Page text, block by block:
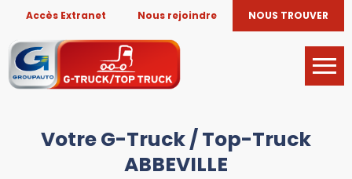
Accès Extranet Nous rejoindre NOUS TROUVER
Votre G-Truck / Top-Truck
ABBEVILLE